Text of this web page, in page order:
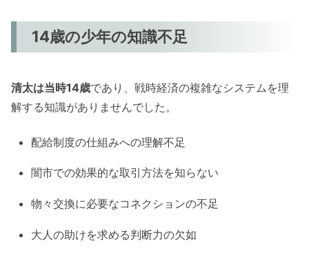
14歳の少年の知識不足
清太は当時14歳であり、戦時経済の複雑なシステムを理
解する知識がありませんでした。
配給制度の仕組みへの理解不足
闇市での効果的な取引方法を知らない
物々交換に必要なコネクションの不足
大人の助けを求める判断力の欠如